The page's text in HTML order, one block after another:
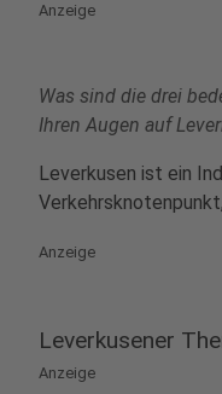
Anzeige
Was sind die drei
Ihren Augen auf
Leverkusen ist ein
Anzeige
Leverkusener
Anzeige